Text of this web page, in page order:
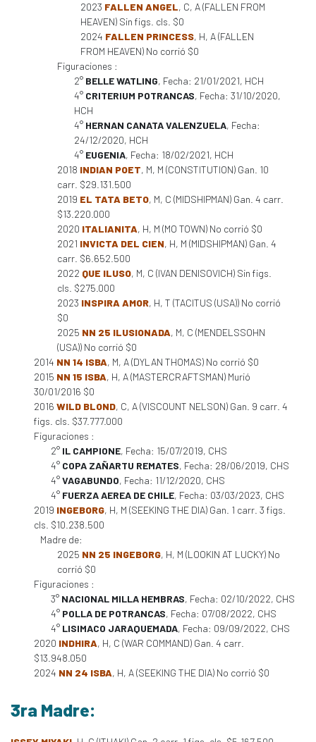
2023 FALLEN ANGEL, C, A (FALLEN FROM
HEAVEN) Sin figs. cls. $0
2024 FALLEN PRINCESS, H, A (FALLEN
FROM HEAVEN) No corrió $0
Figuraciones :
2° BELLE WATLING, Fecha: 21/01/2021, HCH
4° CRITERIUM POTRANCAS, Fecha: 31/10/2020,
HCH
4° HERNAN CANATA VALENZUELA, Fecha:
24/12/2020, HCH
4° EUGENIA, Fecha: 18/02/2021, HCH
2018 INDIAN POET, M, M (CONSTITUTION) Gan. 10
carr. $29.131.500
2019 EL TATA BETO, M, C (MIDSHIPMAN) Gan. 4 carr.
$13.220.000
2020 ITALIANITA, H, M (MO TOWN) No corrió $0
2021 INVICTA DEL CIEN, H, M (MIDSHIPMAN) Gan. 4
carr. $6.652.500
2022 QUE ILUSO, M, C (IVAN DENISOVICH) Sin figs.
cls. $275.000
2023 INSPIRA AMOR, H, T (TACITUS (USA)) No corrió
$0
2025 NN 25 ILUSIONADA, M, C (MENDELSSOHN
(USA)) No corrió $0
2014 NN 14 ISBA, M, A (DYLAN THOMAS) No corrió $0
2015 NN 15 ISBA, H, A (MASTERCRAFTSMAN) Murió
30/01/2016 $0
2016 WILD BLOND, C, A (VISCOUNT NELSON) Gan. 9 carr. 4
figs. cls. $37.777.000
Figuraciones :
2° IL CAMPIONE, Fecha: 15/07/2019, CHS
4° COPA ZAÑARTU REMATES, Fecha: 28/06/2019, CHS
4°VAGABUNDO, Fecha: 11/12/2020, CHS
4° FUERZA AEREA DE CHILE, Fecha: 03/03/2023, CHS
2019 INGEBORG, H, M (SEEKING THE DIA) Gan. 1 carr. 3 figs.
cls. $10.238.500
Madre de:
2025 NN 25 INGEBORG, H, M (LOOKIN AT LUCKY) No
corrió $0
Figuraciones :
3° NACIONAL MILLA HEMBRAS, Fecha: 02/10/2022, CHS
4° POLLA DE POTRANCAS, Fecha: 07/08/2022, CHS
4° LISIMACO JARAQUEMADA, Fecha: 09/09/2022, CHS
2020 INDHIRA, H, C (WAR COMMAND) Gan. 4 carr.
$13.948.050
2024 NN 24 ISBA, H, A (SEEKING THE DIA) No corrió $0
3ra Madre: